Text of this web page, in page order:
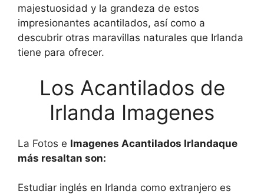
majestuosidad y la grandeza de estos
impresionantes acantilados, así como a
descubrir otras maravillas naturales que Irlanda
tiene para ofrecer.
Los Acantilados de
Irlanda Imagenes
La Fotos e Imagenes Acantilados Irlandaque
más resaltan son:
Estudiar inglés en Irlanda como extranjero es